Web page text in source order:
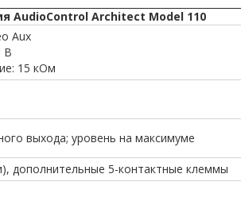
AudioControl Architect Model 110
Aux
В
15 кОм
выхода; уровень на максимуме
дополнительные 5-контактные клеммы